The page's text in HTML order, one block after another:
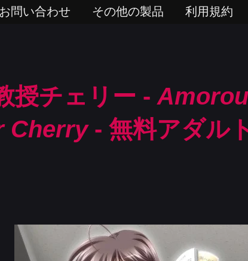
問い合わせ その他の製品 利用規約
授チェリー -
Cherry- 無料アダル